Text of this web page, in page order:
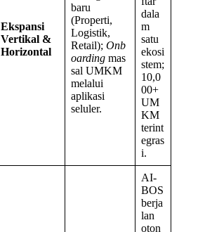
Ekspansi
Vertikal &
Horizontal
baru
(Properti,
Logistik,
Retail); Onb
oarding mas
sal UMKM
melalui
aplikasi
seluler.
dala
m
satu
ekosi
stem;
10,0
00+
UM
KM
terint
egras
i.
AI-
BOS
berja
lan
oton